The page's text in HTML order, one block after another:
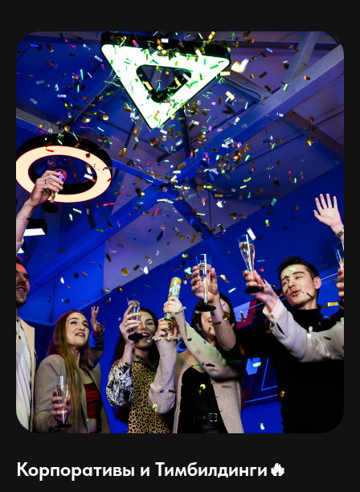
Корпоративы и Тимбилдинги🔥